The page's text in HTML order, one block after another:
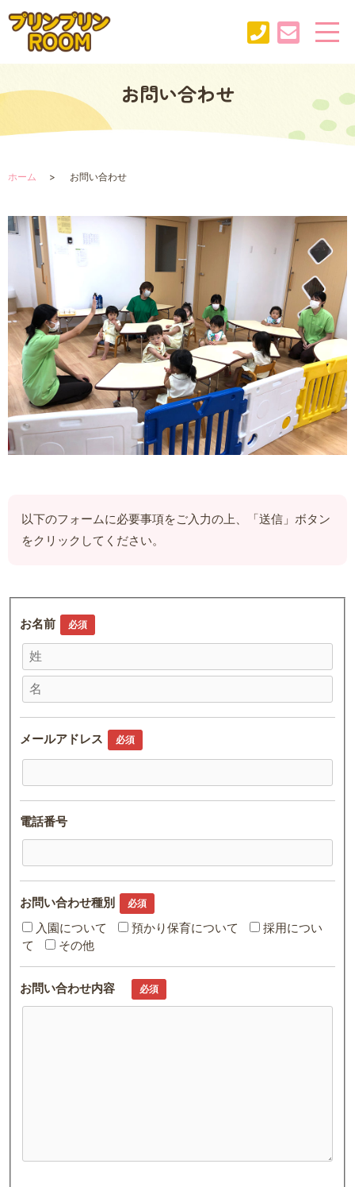
お問い合わせ
ホーム お問い合わせ
以下のフォームに必要事項をご入力の上、「送信」ボタン
をクリックしてください。
お名前 必須
メールアドレス 必須
電話番号
お問い合わせ種別 必須
入園について 預かり保育について
採用につい
て
その他
お問い合わせ内容 必須